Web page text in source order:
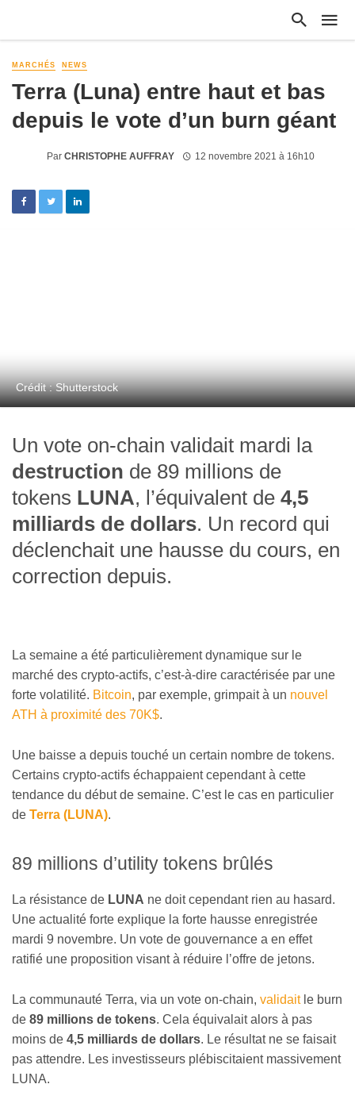
MARCHÉS NEWS
Terra (Luna) entre haut et bas
depuis le vote d’un burn géant
Par CHRISTOPHE AUFFRAY 12 novembre 2021 à 16h10
Crédit : Shutterstock
Un vote on-chain validait mardi la
destruction de 89 millions de
tokens LUNA, l’équivalent de 4,5
milliards de dollars. Un record qui
déclenchait une hausse du cours, en
correction depuis.
La semaine a été particulièrement dynamique sur le
marché des crypto-actifs, c’est-à-dire caractérisée par une
forte volatilité. Bitcoin, par exemple, grimpait à un nouvel
ATH à proximité des 70K$.
Une baisse a depuis touché un certain nombre de tokens.
Certains crypto-actifs échappaient cependant à cette
tendance du début de semaine. C’est le cas en particulier
de Terra (LUNA).
89 millions d’utility tokens brûlés
La résistance de LUNA ne doit cependant rien au hasard.
Une actualité forte explique la forte hausse enregistrée
mardi 9 novembre. Un vote de gouvernance a en effet
ratifié une proposition visant à réduire l’offre de jetons.
La communauté Terra, via un vote on-chain, validaitle burn
de 89 millions de tokens. Cela équivalait alors à pas
moins de 4,5 milliards de dollars. Le résultat ne se faisait
pas attendre. Les investisseurs plébiscitaient massivement
LUNA.